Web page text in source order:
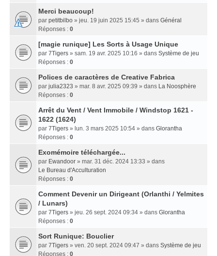
Merci beaucoup!
par petitbilbo » jeu. 19 juin 2025 15:45 » dans Général
Réponses : 0
[magie runique] Les Sorts à Usage Unique
par 7Tigers » sam. 19 avr. 2025 10:16 » dans Système de jeu
Réponses : 0
Polices de caractères de Creative Fabrica
par julia2323 » mar. 8 avr. 2025 09:39 » dans La Noosphère
Réponses : 0
Arrêt du Vent / Vent Immobile / Windstop 1621 -
1622 (1624)
par 7Tigers » lun. 3 mars 2025 10:54 » dans Glorantha
Réponses : 0
Exomémoire téléchargée...
par Ewandoor » mar. 31 déc. 2024 13:33 » dans
Le Bureau d'Acculturation
Réponses : 0
Comment Devenir un Dirigeant (Orlanthi / Yelmites
/ Lunars)
par 7Tigers » jeu. 26 sept. 2024 09:34 » dans Glorantha
Réponses : 0
Sort Runique: Bouclier
par 7Tigers » ven. 20 sept. 2024 09:47 » dans Système de jeu
Réponses : 0